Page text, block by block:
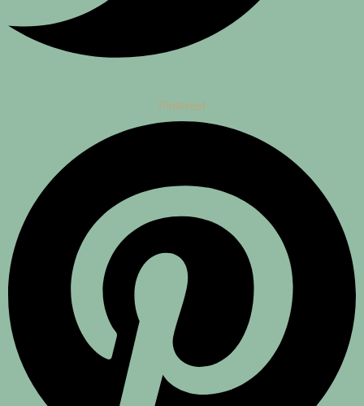
Pinterest